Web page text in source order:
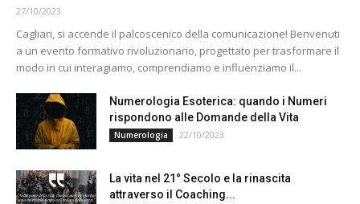
27/10/2023
Cagliari, si accende il palcoscenico della comunicazione! Benvenuti
a un evento formativo rivoluzionario, progettato per trasformare il
modo in cui interagiamo, comprendiamo e influenziamo il...
Numerologia Esoterica: quando i Numeri
rispondono alle Domande della Vita
Numerologia 22/10/2023
La vita nel 21° Secolo e la rinascita
attraverso il Coaching...